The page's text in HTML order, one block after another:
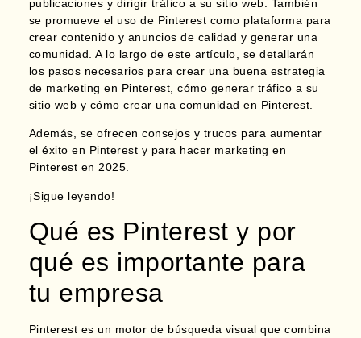
publicaciones y dirigir tráfico a su sitio web. También
se promueve el uso de Pinterest como plataforma para
crear contenido y anuncios de calidad y generar una
comunidad. A lo largo de este artículo, se detallarán
los pasos necesarios para crear una buena estrategia
de marketing en Pinterest, cómo generar tráfico a su
sitio web y cómo crear una comunidad en Pinterest.
Además, se ofrecen consejos y trucos para aumentar
el éxito en Pinterest y para hacer marketing en
Pinterest en 2025.
¡Sigue leyendo!
Qué es Pinterest y por
qué es importante para
tu empresa
Pinterest es un motor de búsqueda visual que combina